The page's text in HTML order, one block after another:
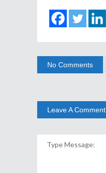
No Comments
Leave A Comment